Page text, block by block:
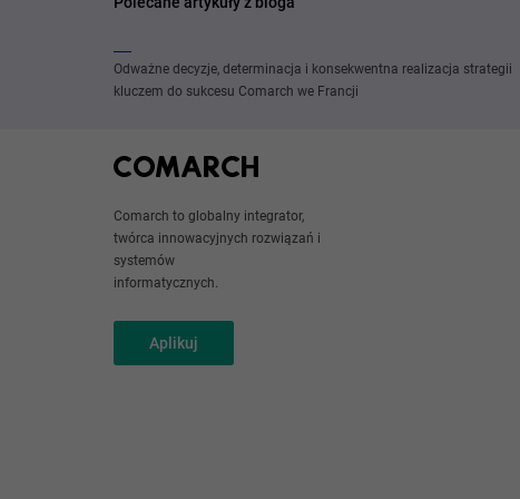
Odważne decyzje, determinacja i konsekwentna realizacja strategii
kluczem do sukcesu Comarch we Francji
Comarch to globalny integrator,
twórca innowacyjnych rozwiązań i
systemów
informatycznych.
Aplikuj